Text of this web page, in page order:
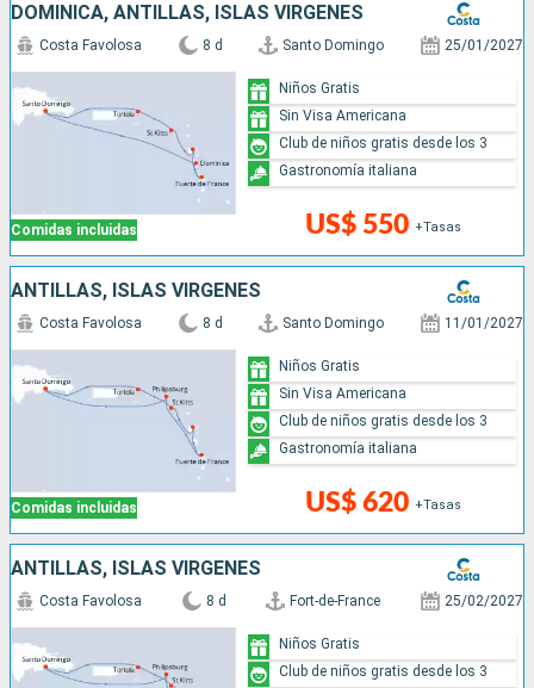
DOMINICA, ANTILLAS, ISLAS VÍRGENES
Comidas incluidas
Costa Favolosa 8 d Santo Domingo 25/01/2027
US$ 550 +Tasas
Niños Gratis
Sin Visa Americana
Club de niños gratis desde los 3
Gastronomía italiana
ANTILLAS, ISLAS VÍRGENES
Comidas incluidas
Costa Favolosa 8 d Santo Domingo 11/01/2027
US$ 620 +Tasas
Niños Gratis
Sin Visa Americana
Club de niños gratis desde los 3
Gastronomía italiana
ANTILLAS, ISLAS VÍRGENES
Costa Favolosa 8 d Fort-de-France 25/02/2027
Niños Gratis
Club de niños gratis desde los 3